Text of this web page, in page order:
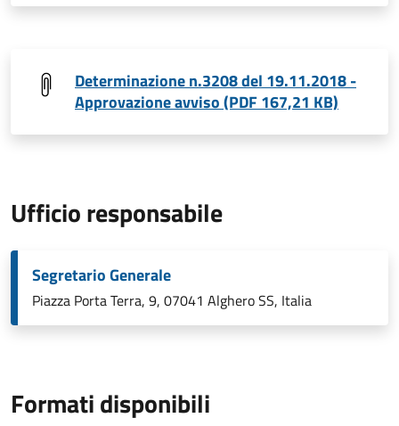
Determinazione n.3208 del 19.11.2018 -
Approvazione avviso (PDF 167,21 KB)
Ufficio responsabile
Segretario Generale
Piazza Porta Terra, 9, 07041 Alghero SS, Italia
Formati disponibili